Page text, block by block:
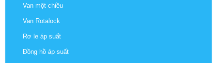
Van một chiều
Van Rotalock
Rơ le áp suất
Đồng hồ áp suất